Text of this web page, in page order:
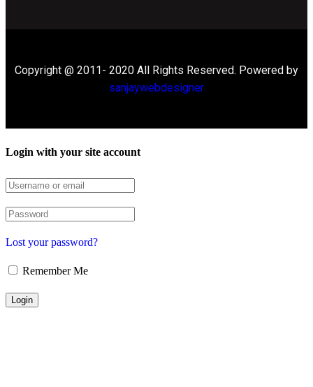
Copyright @ 2011- 2020 All Rights Reserved. Powered by
sanjaywebdesigner
Login with your site account
Lost your password?
Remember Me